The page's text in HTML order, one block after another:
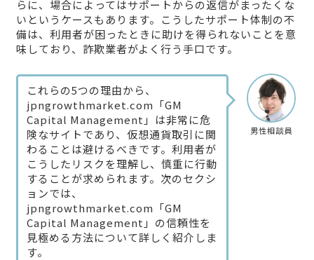
らに、場合によってはサポートからの返信がまったくな
いというケースもあります。こうしたサポート体制の不
備は、利用者が困ったときに助けを得られないことを意
味しており、詐欺業者がよく行う手口です。
男性相談員
これらの5つの理由から、
jpngrowthmarket.com「GM
Capital Management」は非常に危
険なサイトであり、仮想通貨取引に関
わることは避けるべきです。利用者が
こうしたリスクを理解し、慎重に行動
することが求められます。次のセクシ
ョンでは、
jpngrowthmarket.com「GM
Capital Management」の信頼性を
見極める方法について詳しく紹介しま
す。